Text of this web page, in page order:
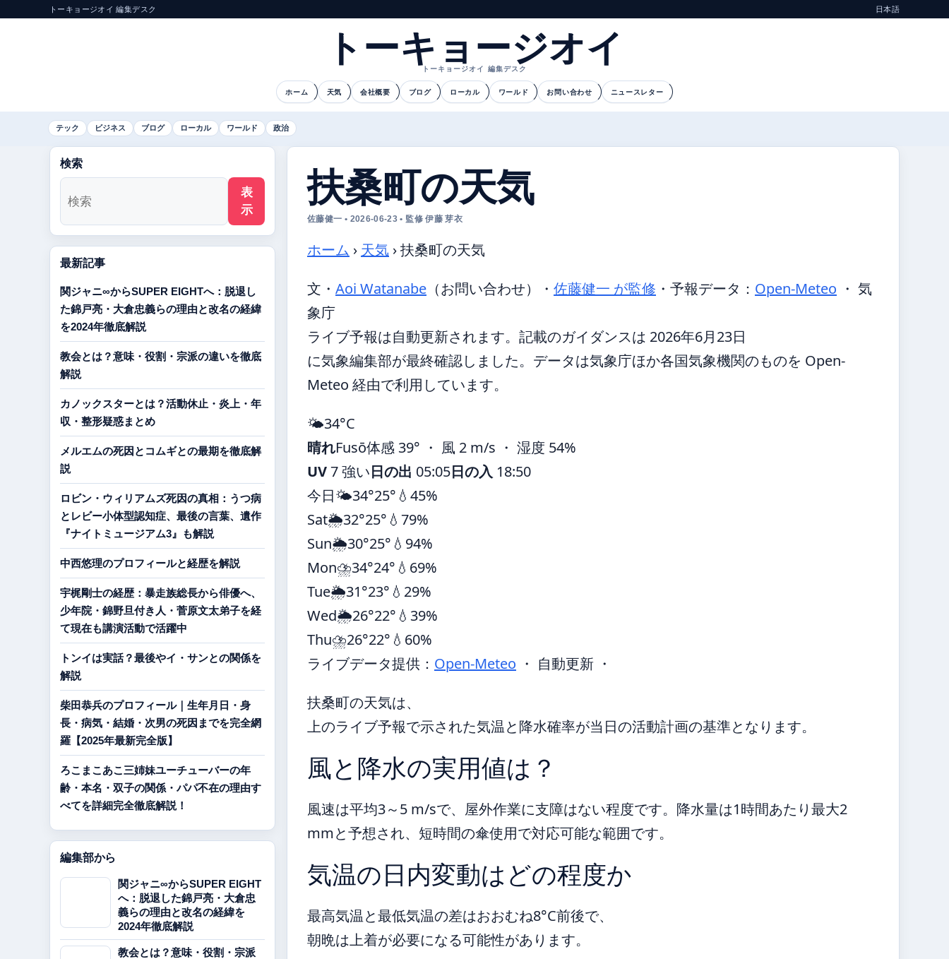
トーキョージオイ 編集デスク 日本語
トーキョージオイ
トーキョージオイ 編集デスク
ホーム 天気 会社概要 ブログ ローカル ワールド お問い合わせ ニュースレター
テック ビジネス ブログ ローカル ワールド 政治
扶桑町の天気
佐藤健一 • 2026-06-23 • 監修 伊藤 芽衣
ホーム › 天気 ›扶桑町の天気
文・ Aoi Watanabe （お問い合わせ） ・ 佐藤健一 が監修 ・ 予報データ： Open-Meteo ・ 気
象庁
ライブ予報は自動更新されます。記載のガイダンスは 2026年6月23日
に気象編集部が最終確認しました。データは気象庁ほか各国気象機関のものを Open-
Meteo 経由で利用しています。
🌤️34°C
晴れFusō体感 39° ・ 風 2 m/s ・ 湿度 54%
UV7 強い日の出 05:05日の入 18:50
今日🌤️34°25° 💧45%
Sat🌦️32°25° 💧79%
Sun🌦️30°25° 💧94%
Mon⛈️34°24° 💧69%
Tue🌦️31°23° 💧29%
Wed🌦️26°22° 💧39%
Thu⛈️26°22° 💧60%
ライブデータ提供： Open-Meteo ・ 自動更新 ・
扶桑町の天気は、
上のライブ予報で示された気温と降水確率が当日の活動計画の基準となります。
風と降水の実用値は？
風速は平均3～5 m/sで、屋外作業に支障はない程度です。降水量は1時間あたり最大2
mmと予想され、短時間の傘使用で対応可能な範囲です。
気温の日内変動はどの程度か
最高気温と最低気温の差はおおむね8°C前後で、
朝晩は上着が必要になる可能性があります。
検索
表
示
最新記事
関ジャニ∞からSUPER EIGHTへ：脱退し
た錦戸亮・大倉忠義らの理由と改名の経緯
を2024年徹底解説
教会とは？意味・役割・宗派の違いを徹底
解説
カノックスターとは？活動休止・炎上・年
収・整形疑惑まとめ
メルエムの死因とコムギとの最期を徹底解
説
ロビン・ウィリアムズ死因の真相：うつ病
とレビー小体型認知症、最後の言葉、遺作
『ナイトミュージアム3』も解説
中西悠理のプロフィールと経歴を解説
宇梶剛士の経歴：暴走族総長から俳優へ、
少年院・錦野旦付き人・菅原文太弟子を経
て現在も講演活動で活躍中
トンイは実話？最後やイ・サンとの関係を
解説
柴田恭兵のプロフィール｜生年月日・身
長・病気・結婚・次男の死因までを完全網
羅【2025年最新完全版】
ろこまこあこ三姉妹ユーチューバーの年
齢・本名・双子の関係・パパ不在の理由す
べてを詳細完全徹底解説！
編集部から
関ジャニ∞からSUPER EIGHT
へ：脱退した錦戸亮・大倉忠
義らの理由と改名の経緯を
2024年徹底解説
教会とは？意味・役割・宗派